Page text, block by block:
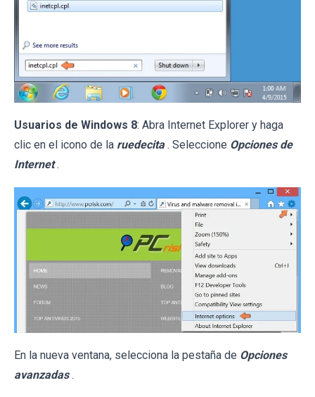
Usuarios de Windows 8: Abra Internet Explorer y haga
clic en el icono de la ruedecita . Seleccione Opciones de
Internet .
En la nueva ventana, selecciona la pestaña de Opciones
avanzadas .